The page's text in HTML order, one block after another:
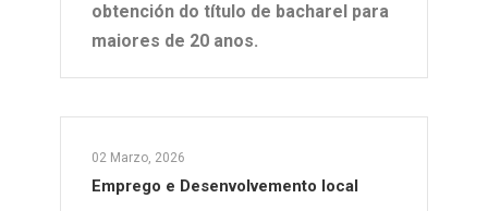
obtención do título de bacharel para
maiores de 20 anos.
02 Marzo, 2026
Emprego e Desenvolvemento local